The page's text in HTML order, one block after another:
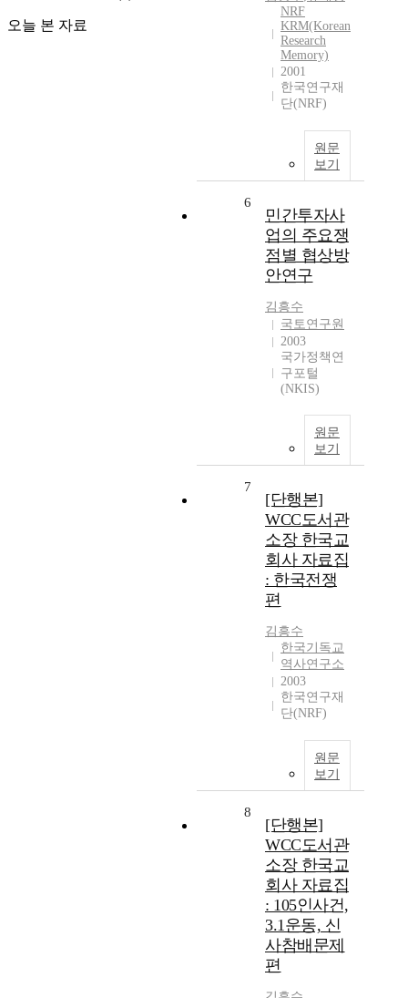
오늘 본 자료
NRF
KRM(Korean
Research
Memory)
2001
한국연구재
단(NRF)
원문
보기
6
민간투자사
업의 주요쟁
점별 협상방
안연구
김흥수
국토연구원
2003
국가정책연
구포털
(NKIS)
원문
보기
7
[단행본]
WCC도서관
소장 한국교
회사 자료집
: 한국전쟁
편
김흥수
한국기독교
역사연구소
2003
한국연구재
단(NRF)
원문
보기
8
[단행본]
WCC도서관
소장 한국교
회사 자료집
: 105인사건,
3.1운동, 신
사참배문제
편